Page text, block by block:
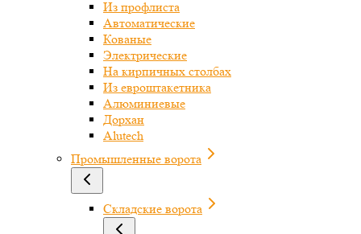
Из профлиста
Автоматические
Кованые
Электрические
На кирпичных столбах
Из евроштакетника
Алюминиевые
Дорхан
Alutech
Промышленные ворота
Складские ворота